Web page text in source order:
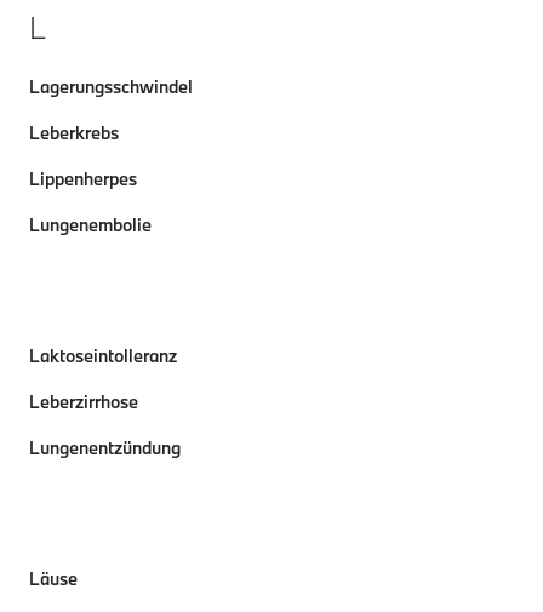
L
Lagerungsschwindel
Leberkrebs
Lippenherpes
Lungenembolie
Laktoseintolleranz
Leberzirrhose
Lungenentzündung
Läuse